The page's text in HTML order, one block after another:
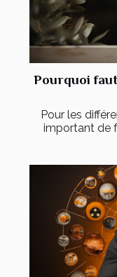
Pourquoi
Pour les
important de